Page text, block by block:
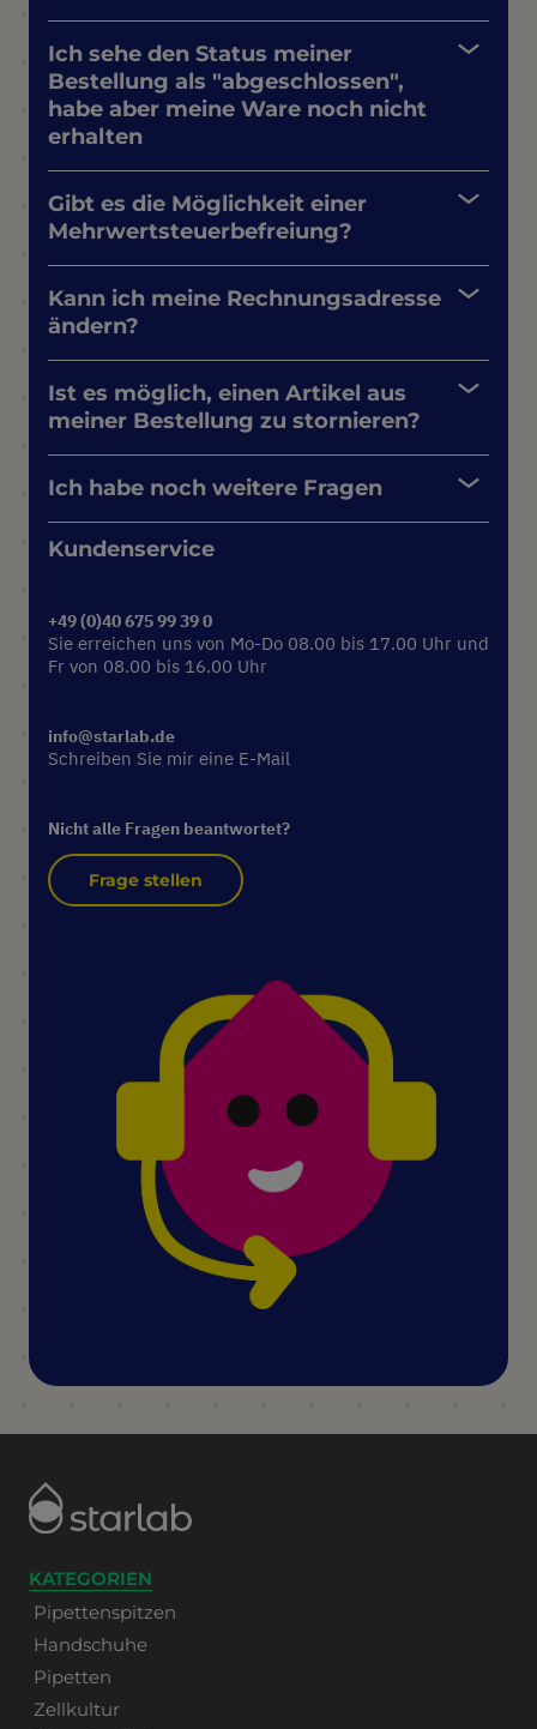
Ich sehe den Status meiner
Bestellung als "abgeschlossen",
habe aber meine Ware noch nicht
erhalten
Gibt es die Möglichkeit einer
Mehrwertsteuerbefreiung?
Kann ich meine Rechnungsadresse
ändern?
Ist es möglich, einen Artikel aus
meiner Bestellung zu stornieren?
Ich habe noch weitere Fragen
Kundenservice
+49 (0)40 675 99 39 0
Sie erreichen uns von Mo-Do 08.00 bis 17.00 Uhr und
Fr von 08.00 bis 16.00 Uhr
info@starlab.de
Schreiben Sie mir eine E-Mail
Nicht alle Fragen beantwortet?
Frage stellen
KATEGORIEN
Pipettenspitzen
Handschuhe
Pipetten
Zellkultur